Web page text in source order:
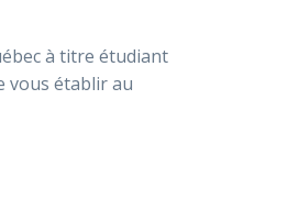
à titre étudiant
vous établir au